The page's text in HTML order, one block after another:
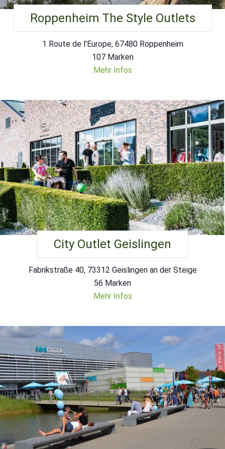
Roppenheim The Style Outlets
1 Route de l'Europe, 67480 Roppenheim
107 Marken
Mehr Infos
City Outlet Geislingen
Fabrikstraße 40, 73312 Geislingen an der Steige
56 Marken
Mehr Infos